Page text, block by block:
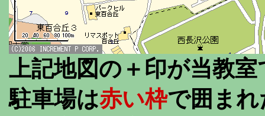
上記地図の＋印が当教室
駐車場は赤い枠で囲ま